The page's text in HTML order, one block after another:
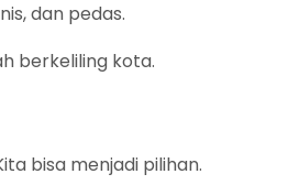
dan pedas.
berkeliling kota.
bisa menjadi pilihan.